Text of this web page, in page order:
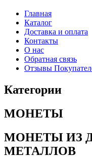
Главная
Каталог
Доставка и оплата
Контакты
О нас
Обратная связь
Отзывы
Категории
МОНЕТЫ
МОНЕТЫ ИЗ
МЕТАЛЛОВ